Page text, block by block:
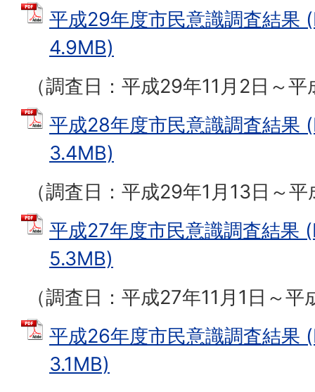
平成29年度市民意識調査結果
4.9MB)
（調査日：平成29年11月2日～
平成28年度市民意識調査結果
3.4MB)
（調査日：平成29年1月13日～
平成27年度市民意識調査結果
5.3MB)
（調査日：平成27年11月1日～平
平成26年度市民意識調査結果
3.1MB)